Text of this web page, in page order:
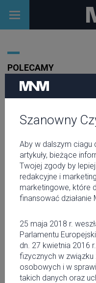
POLECAMY
25 stycznia
ŚNIEŻNY
Szanowny
Aby w dalszym ciagu
artykuły, bieżące
Twojej zgody by
redakcyjne i
marketingowe, które
finansować działanie
25 maja 2018 r.
Parlamentu
dn. 27 kwietnia 2016
fizycznych w
osobowych i w
takich danych oraz